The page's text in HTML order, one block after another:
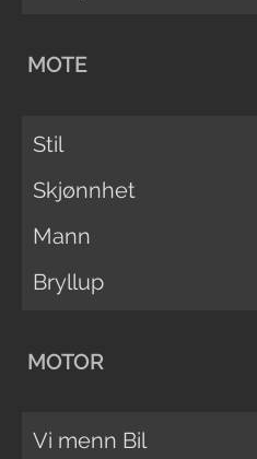
MOTE
Stil
Skjønnhet
Mann
Bryllup
MOTOR
Vi menn Bil